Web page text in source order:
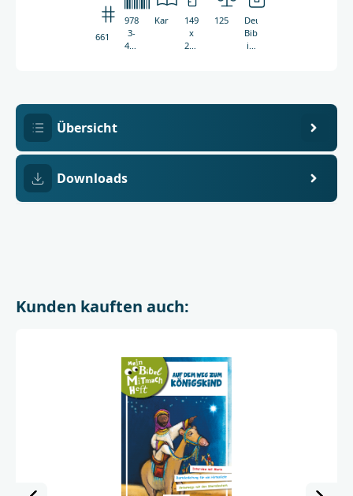
6613
978-
3-
438-
Kartoniert
149
x
215
125g
Deutsche
Bibelgesellschaft
in
Übersicht
Downloads
Kunden kauften auch: